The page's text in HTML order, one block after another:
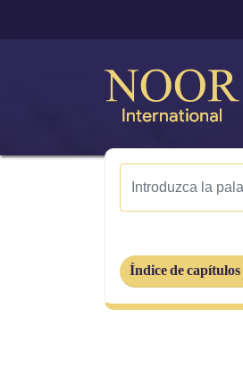
Índice de capítulos